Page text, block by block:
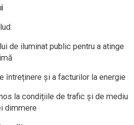
de iluminat public pentru a atinge
întreținere și a facturilor la energie
la condițiile de trafic și de mediu
dimmere